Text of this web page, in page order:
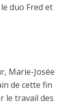
duo Fred et
Marie-Josée
de cette fin
le travail des